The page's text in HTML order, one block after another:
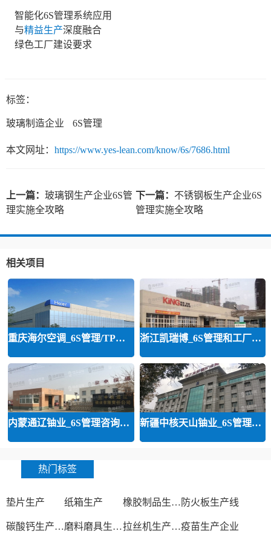
智能化6S管理系统应用
与精益生产深度融合
绿色工厂建设要求
标签：
玻璃制造企业 6S管理
本文网址： https://www.yes-lean.com/know/6s/7686.html
上一篇： 玻璃钢生产企业6S管
理实施全攻略
下一篇： 不锈钢板生产企业6S
管理实施全攻略
相关项目
重庆海尔空调_6S管理/TPM管理咨询 浙江凯瑞博_6S管理和工厂规划咨询
内蒙通辽铀业_6S管理咨询案列 新疆中核天山铀业_6S管理和精益管
热门标签
垫片生产 纸箱生产 橡胶制品生产厂 防火板生产线
碳酸钙生产设备 磨料磨具生产厂家 拉丝机生产厂家疫苗生产企业